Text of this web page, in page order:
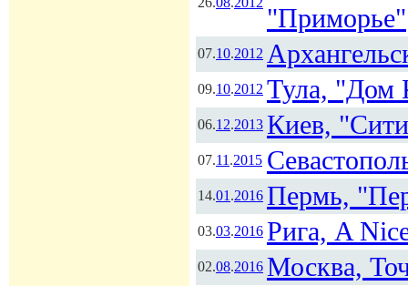
"Приморье"
07.10.2012
09.10.2012 Тула, "Дом
06.12.2013 Киев,
07.11.2015
14.01.2016 Пермь,
03.03.2016 Рига, A
02.08.2016 Москва,